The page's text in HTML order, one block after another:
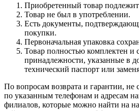
Приобретенный товар подлежит
Товар не был в употреблении.
Есть документы,
покупки.
Первоначальная упаковка
Товар полностью комплектен и
принадлежности, указанные в
технический паспорт или
По вопросам возврата и гарантии, не
по указанным телефонам и адресам
филиалов, которые можно найти на